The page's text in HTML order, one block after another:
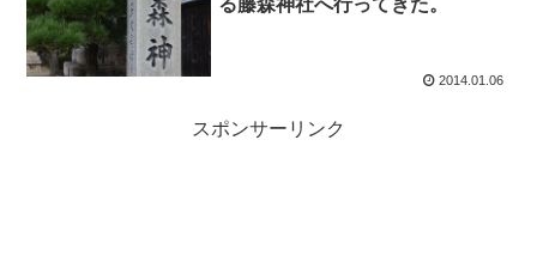
る藤森神社へ行ってきた。
2014.01.06
スポンサーリンク